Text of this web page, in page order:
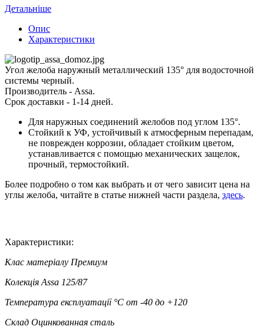
Детальніше
Опис
Характеристики
Угол желоба наружный металлический 135° для водосточной
системы черный.
Производитель - Assa.
Срок доставки - 1-14 дней.
Для наружных соединений желобов под углом 135°.
Стойкий к УФ, устойчивый к атмосферным перепадам,
не поврежден коррозии, обладает стойким цветом,
устанавливается с помощью механических защелок,
прочный, термостойкий.
Более подробно о том как выбрать и от чего зависит цена на
углы желоба, читайте в статье нижней части раздела, здесь.
Характеристики:
Клас матеріалу Премиум
Колекція Assa 125/87
Температура експлуатації °C от -40 до +120
Склад Оцинкованная сталь